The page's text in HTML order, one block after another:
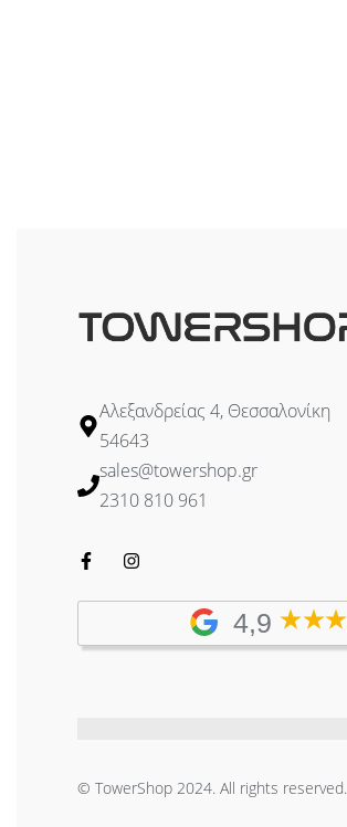
Αλεξανδρείας 4, Θεσσαλονίκη
54643
sales@towershop.gr
2310 810 961
4,9
© TowerShop 2024. All rights reserved.